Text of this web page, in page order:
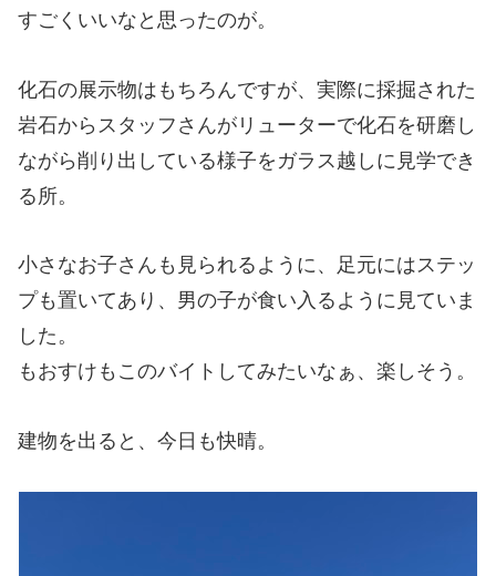
すごくいいなと思ったのが。
化石の展示物はもちろんですが、実際に採掘された
岩石からスタッフさんがリューターで化石を研磨し
ながら削り出している様子をガラス越しに見学でき
る所。
小さなお子さんも見られるように、足元にはステッ
プも置いてあり、男の子が食い入るように見ていま
した。
もおすけもこのバイトしてみたいなぁ、楽しそう。
建物を出ると、今日も快晴。